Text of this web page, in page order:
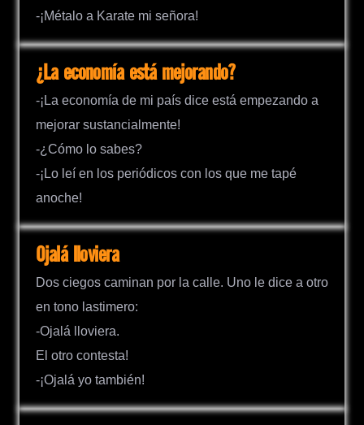
-¡Métalo a Karate mi señora!
¿La economía está mejorando?
-¡La economía de mi país dice está empezando a
mejorar sustancialmente!
-¿Cómo lo sabes?
-¡Lo leí en los periódicos con los que me tapé
anoche!
Ojalá lloviera
Dos ciegos caminan por la calle. Uno le dice a otro
en tono lastimero:
-Ojalá lloviera.
El otro contesta!
-¡Ojalá yo también!